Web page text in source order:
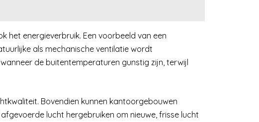
het energieverbruik. Een voorbeeld van een
als mechanische ventilatie wordt
de buitentemperaturen gunstig zijn, terwijl
Bovendien kunnen kantoorgebouwen
lucht hergebruiken om nieuwe, frisse lucht